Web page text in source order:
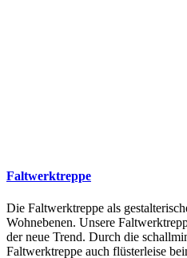
Faltwerktreppe
Die Faltwerktreppe als
Wohnebenen. Unsere
der neue Trend. Durch die
Faltwerktreppe auch flüsterleise